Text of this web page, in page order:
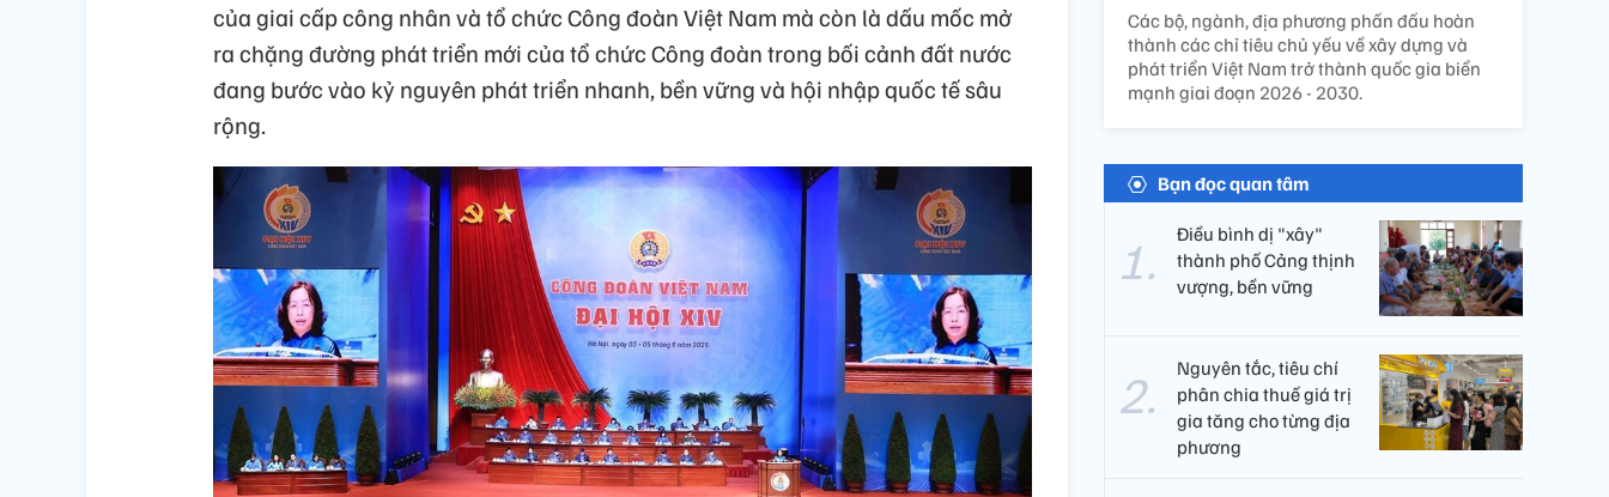
của giai cấp công nhân và tổ chức Công đoàn Việt Nam mà còn là dấu mốc mở
ra chặng đường phát triển mới của tổ chức Công đoàn trong bối cảnh đất nước
đang bước vào kỷ nguyên phát triển nhanh, bền vững và hội nhập quốc tế sâu
rộng.
Các bộ, ngành, địa phương phấn đấu hoàn
thành các chỉ tiêu chủ yếu về xây dựng và
phát triển Việt Nam trở thành quốc gia biển
mạnh giai đoạn 2026 - 2030.
Bạn đọc quan tâm
Điều bình dị "xây"
thành phố Cảng thịnh
vượng, bền vững
Nguyên tắc, tiêu chí
phân chia thuế giá trị
gia tăng cho từng địa
phương